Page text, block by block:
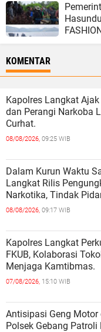
KOMENTAR
Kapolres Langkat
dan Perangi Narkoba
Curhat.
08/08/2026, 09:25 WIB
Dalam Kurun Waktu
Langkat Rilis
Narkotika, Tindak
Kekerasan Seksual
08/08/2026, 09:17 WIB
Kapolres Langkat
FKUB, Kolaborasi
Menjaga Kamtibmas.
07/08/2026, 15:10 WIB
Antisipasi Geng Motor
Polsek Gebang Patroli